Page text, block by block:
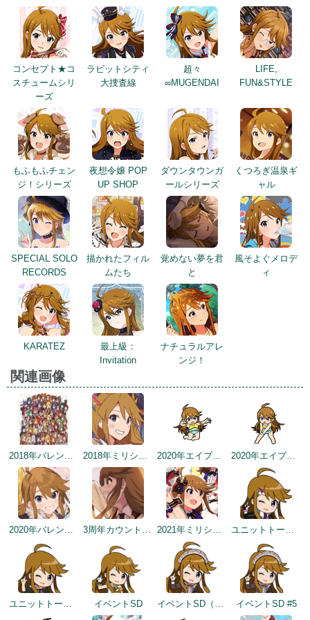
コンセプト★コ
スチュームシリ
ーズ
ラビットシティ
大捜査線
超々
∞MUGENDAI
LIFE,
FUN&STYLE
もふもふチェン
ジ！シリーズ
夜想令嬢 POP
UP SHOP
ダウンタウンガ
ールシリーズ
くつろぎ温泉ギ
ャル
SPECIAL SOLO
RECORDS
描かれたフィル
ムたち
覚めない夢を君
と
風そよぐメロデ
ィ
KARATEZ
最上級：
Invitation
ナチュラルアレ
ンジ！
関連画像
2018年バレンタインデー公式ツイート 2018年ミリシタ感謝祭 2020年エイプリルフールネタ 2020年エイプリルフールネタ
2020年バレンタインデー 3周年カウントダウンイラスト 2021年ミリシタ4周年トップ画面 ユニットトークイメージ（2021-07-29～）
ユニットトークイメージ（2021-07-29～） イベントSD イベントSD（2022/2/2） イベントSD #5